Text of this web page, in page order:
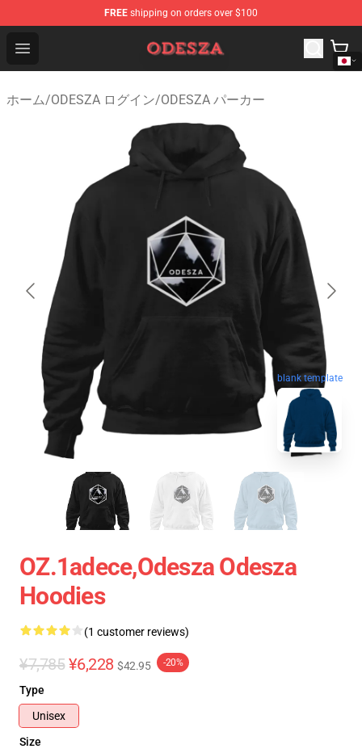
FREE shipping on orders over $100
Open menu
ODESZA Shop - Official ODESZA Merchandise Store
ホーム/ODESZA ログイン/ODESZA パーカー
blank template
OZ.1adece,odesza Odesza
Hoodies
(1 customer reviews)
¥7,785 ¥6,228 $42.95 -20%
Type
Unisex
Size